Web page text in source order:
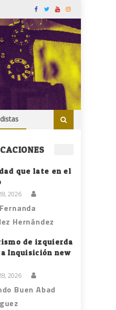
que late en el
2026
Hernández
de izquierda
Inquisición new
2026
Buen Abad